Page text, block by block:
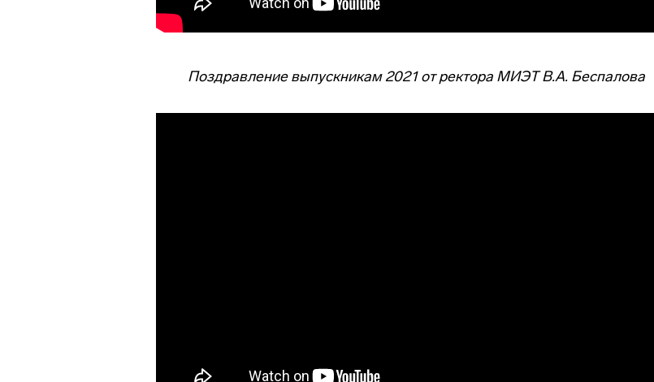
Поздравление выпускникам 2021 от ректора МИЭТ В.А. Беспалова